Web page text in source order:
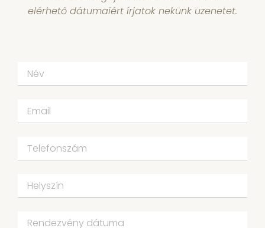
elérhető dátumaiért írjatok nekünk üzenetet.